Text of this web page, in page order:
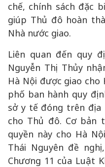
chế, chính sách đặc
giúp Thủ đô hoàn
Nhà nước giao.
Liên quan đến quy
Nguyễn Thị Thủy
Hà Nội được giao
phố ban hành quy
sở y tế đóng trên
cho Thủ đô. Cơ bản
quyền này cho Hà
Thái Nguyên đề
Chương 11 của Luật